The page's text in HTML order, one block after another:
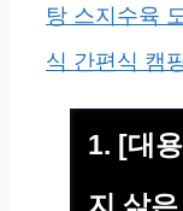
탕 스지수육
식 간편식 캠
1. [대